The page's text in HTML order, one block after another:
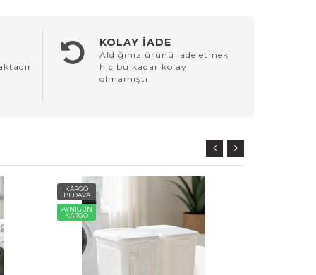
KOLAY İADE
Aldığınız ürünü iade etmek
hiç bu kadar kolay
olmamıştı
KARGO
BEDAVA
AYNIGÜN
KARGO